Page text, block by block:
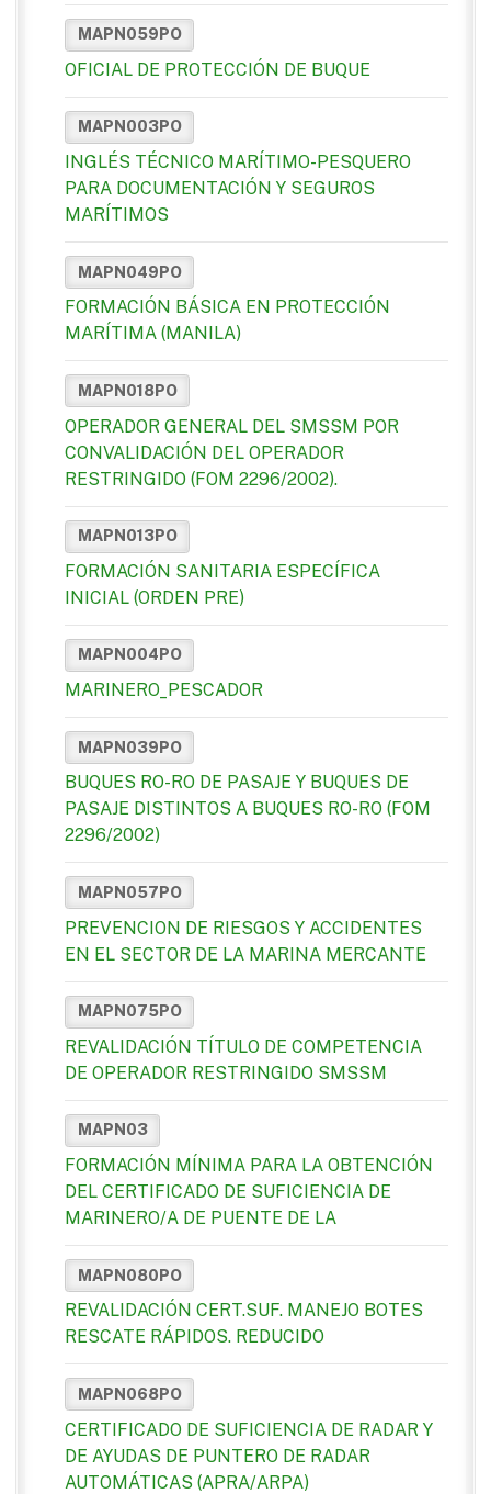
MAPN059PO
OFICIAL DE PROTECCIÓN DE BUQUE
MAPN003PO
INGLÉS TÉCNICO MARÍTIMO-PESQUERO
PARA DOCUMENTACIÓN Y SEGUROS
MARÍTIMOS
MAPN049PO
FORMACIÓN BÁSICA EN PROTECCIÓN
MARÍTIMA (MANILA)
MAPN018PO
OPERADOR GENERAL DEL SMSSM POR
CONVALIDACIÓN DEL OPERADOR
RESTRINGIDO (FOM 2296/2002).
MAPN013PO
FORMACIÓN SANITARIA ESPECÍFICA
INICIAL (ORDEN PRE)
MAPN004PO
MARINERO_PESCADOR
MAPN039PO
BUQUES RO-RO DE PASAJE Y BUQUES DE
PASAJE DISTINTOS A BUQUES RO-RO (FOM
2296/2002)
MAPN057PO
PREVENCION DE RIESGOS Y ACCIDENTES
EN EL SECTOR DE LA MARINA MERCANTE
MAPN075PO
REVALIDACIÓN TÍTULO DE COMPETENCIA
DE OPERADOR RESTRINGIDO SMSSM
MAPN03
FORMACIÓN MÍNIMA PARA LA OBTENCIÓN
DEL CERTIFICADO DE SUFICIENCIA DE
MARINERO/A DE PUENTE DE LA
MAPN080PO
REVALIDACIÓN CERT.SUF. MANEJO BOTES
RESCATE RÁPIDOS. REDUCIDO
MAPN068PO
CERTIFICADO DE SUFICIENCIA DE RADAR Y
DE AYUDAS DE PUNTERO DE RADAR
AUTOMÁTICAS (APRA/ARPA)